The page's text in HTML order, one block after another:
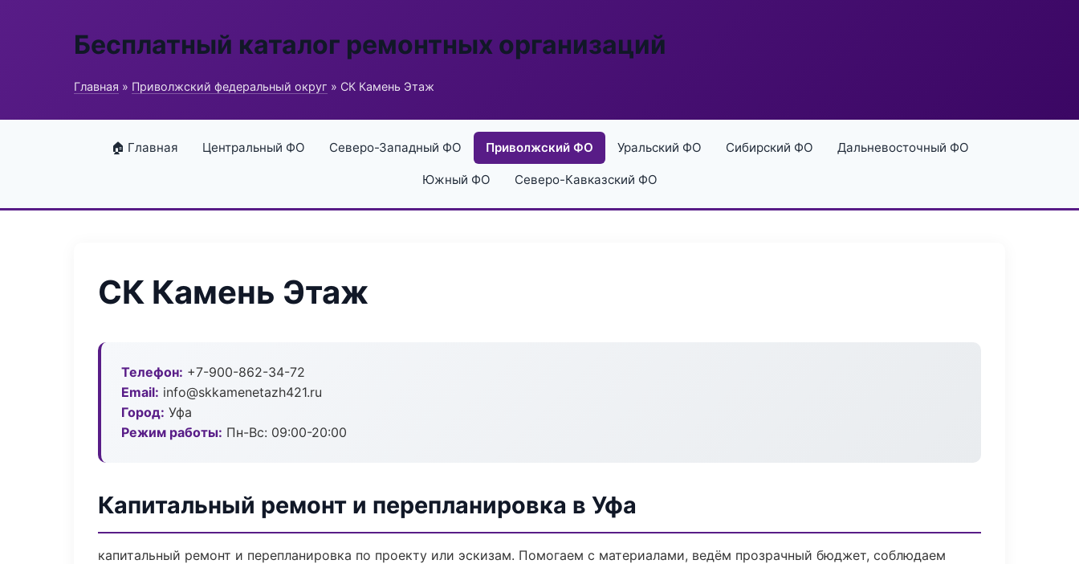
Бесплатный каталог ремонтных организаций
Главная » Приволжский федеральный округ » СК Камень Этаж
🏠 Главная Центральный ФО Северо-Западный ФО Приволжский ФО Уральский ФО Сибирский ФО Дальневосточный ФО
Южный ФО Северо-Кавказский ФО
СК Камень Этаж
Телефон: +7-900-862-34-72
Email: info@skkamenetazh421.ru
Город: Уфа
Режим работы: Пн-Вс: 09:00-20:00
Капитальный ремонт и перепланировка в Уфа
капитальный ремонт и перепланировка по проекту или эскизам. Помогаем с материалами, ведём прозрачный бюджет, соблюдаем